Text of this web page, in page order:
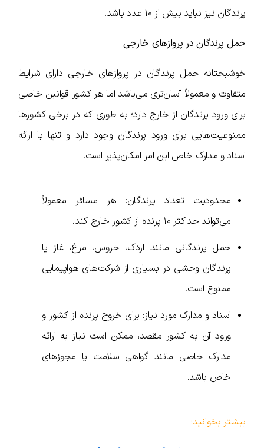
پرندگان نیز نباید بیش از ۱۰ عدد باشد!
حمل پرندگان در پروازهای خارجی
خوشبختانه حمل پرندگان در پروازهای خارجی دارای شرایط
متفاوت و معمولاً آسان‌تری می‌باشد اما هر کشور قوانین خاصی
برای ورود پرندگان از خارج دارد؛ به طوری که در برخی کشورها
ممنوعیت‌هایی برای ورود پرندگان وجود دارد و تنها با ارائه
اسناد و مدارک خاص این امر امکان‌پذیر است.
محدودیت تعداد پرندگان: هر مسافر معمولاً
می‌تواند حداکثر ۱۰ پرنده از کشور خارج کند.
حمل پرندگانی مانند اردک، خروس، مرغ، غاز یا
پرندگان وحشی در بسیاری از شرکت‌های هواپیمایی
ممنوع است.
اسناد و مدارک مورد نیاز: برای خروج پرنده از کشور و
ورود آن به کشور مقصد، ممکن است نیاز به ارائه
مدارک خاصی مانند گواهی سلامت یا مجوزهای
خاص باشد.
بیشتر بخوانید: